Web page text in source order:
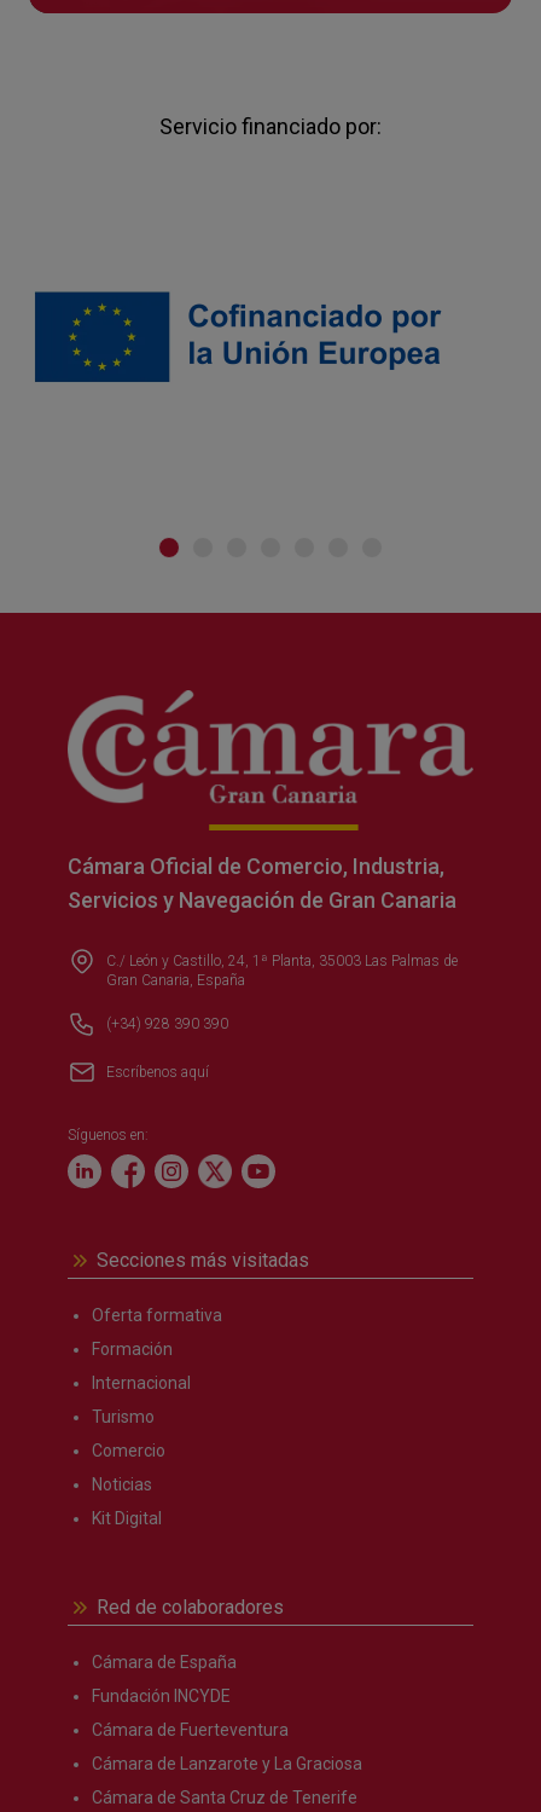
Servicio financiado por:
Cámara Oficial de Comercio, Industria,
Servicios y Navegación de Gran Canaria
C./ León y Castillo, 24, 1ª Planta, 35003 Las Palmas de
Gran Canaria, España
(+34) 928 390 390
Escríbenos aquí
Síguenos en:
Secciones más visitadas
Oferta formativa
Formación
Internacional
Turismo
Comercio
Noticias
Kit Digital
Red de colaboradores
Cámara de España
Fundación INCYDE
Cámara de Fuerteventura
Cámara de Lanzarote y La Graciosa
Cámara de Santa Cruz de Tenerife